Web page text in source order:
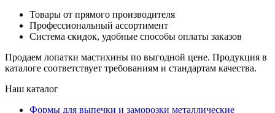
Товары от прямого производителя
Профессиональный ассортимент
Система скидок, удобные способы оплаты заказов
Продаем лопатки мастихины по выгодной цене. Продукция в
каталоге соответствует требованиям и стандартам качества.
Наш каталог
Формы для выпечки и заморозки металлические